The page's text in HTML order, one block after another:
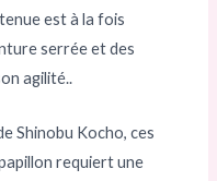
est à la fois
serrée et des
agilité..
Shinobu Kocho, ces
requiert une